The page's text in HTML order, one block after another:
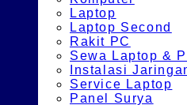
Laptop
Laptop Second
Rakit PC
Sewa Laptop &
Instalasi
Service Laptop
Panel Surya